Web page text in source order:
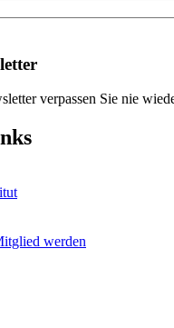
verpassen Sie nie
werden